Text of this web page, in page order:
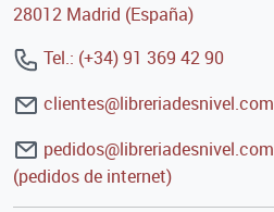
28012 Madrid (España)
Tel.: (+34) 91 369 42 90
clientes@libreriadesnivel.com
pedidos@libreriadesnivel.com
(pedidos de internet)